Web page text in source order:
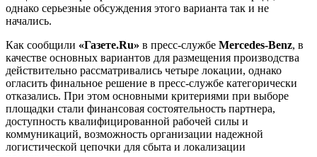
однако серьезные обсуждения этого варианта так и не
начались.
Как сообщили «Газете.Ru» в пресс-службе Mercedes-Benz, в
качестве основных вариантов для размещения производства
действительно рассматривались четыре локации, однако
огласить финальное решение в пресс-службе категорически
отказались. При этом основными критериями при выборе
площадки стали финансовая состоятельность партнера,
доступность квалифицированной рабочей силы и
коммуникаций, возможность организации надежной
логистической цепочки для сбыта и локализации